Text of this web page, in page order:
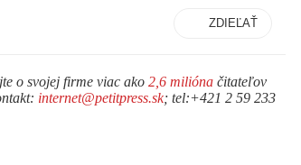
ZDIEĽAŤ
o svojej firme viac ako 2,6 milióna čitateľov
internet@petitpress.sk; tel:+421 2 59 233